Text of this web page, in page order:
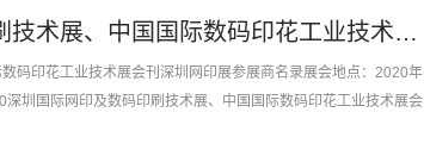
2020深圳国际网印及数码印刷技术展、中国国际数码印花工业技术展会刊 深圳网印展参展商名录-PDF文档电子版资料
码印花工业技术展会刊深圳网印展参展商名录展会地点：2020年
圳国际网印及数码印刷技术展、中国国际数码印花工业技术展会